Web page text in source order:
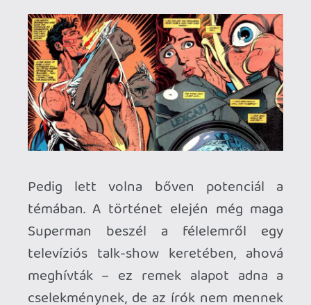
képregénynek. Rengeteg potenciál volt
ebben a témában, ám itt ebből, ebben a
fejezetben semmit sem sikerült
kihasználni: ugyanis a DC annak idején
úgy döntött, az Acélember halálát nem is
egy, hanem mindjárt három felvonásban
szeretné elmesélni. ASuperman halála
ezek közül az első. Ezt követte aFuneral
hosszúságú, képletesen és szó szerinti
értelemben vett gyászmenete, majd
végül zárásként aReign of the
Supermen, mely nem is lett annyira
rossz, két előzményéhez képest pedig
egy kifejezetten remek
történetfolyamként maradt meg az
olvasók emlékezetében.